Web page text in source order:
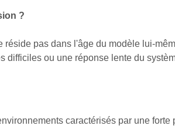
?
pas dans l'âge du modèle lui-
ou une réponse lente du
caractérisés par une